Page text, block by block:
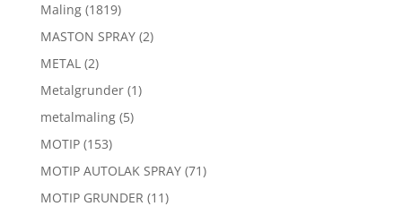
Maling (1819)
MASTON SPRAY (2)
METAL (2)
Metalgrunder (1)
metalmaling (5)
MOTIP (153)
MOTIP AUTOLAK SPRAY (71)
MOTIP GRUNDER (11)